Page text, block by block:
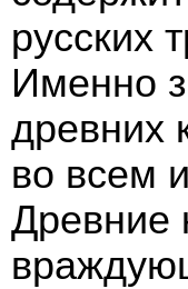
русских
Именно
древних
во всем
Древние